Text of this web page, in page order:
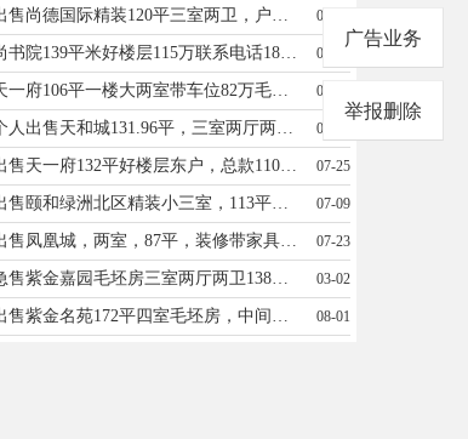
出售尚德国际精装120平三室两卫，户型好，高赠送，三个生活阳台，好楼层电梯房报价85万看房方便15703293789 04-04
尚书院139平米好楼层115万联系电话18831979144 07-17
天一府106平一楼大两室带车位82万毛坯电话15131320412 07-29
个人出售天和城131.96平，三室两厅两卫，带独立的大车位和小房，满五唯一，报价86万，联系电话：13931940201 07-28
出售天一府132平好楼层东户，总款110万带车位小房首付16万即可☎️15227348885同微 07-25
出售颐和绿洲北区精装小三室，113平中间好楼层步梯房，带车库小房，满五唯一68万，拎包入住☎15227348885微信同号 07-09
出售凤凰城，两室，87平，装修带家具家电，最好楼层，39万。详询：15632939222 07-23
急售紫金嘉园毛坯房三室两厅两卫138平米车位小房一步到位，全县地理位置最优北邻凤凰公园中心，西邻信合商厦，诚心请拨电话13001850461 03-02
出售紫金名苑172平四室毛坯房，中间好楼层带车库小房，总款120万首付即可，详询15226863023微信同号 08-01
广告业务
举报删除